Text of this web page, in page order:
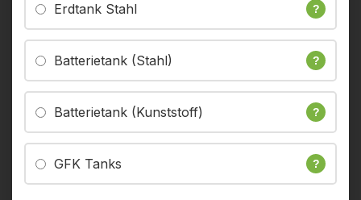
Erdtank Stahl ?
Batterietank (Stahl) ?
Batterietank (Kunststoff) ?
GFK Tanks ?